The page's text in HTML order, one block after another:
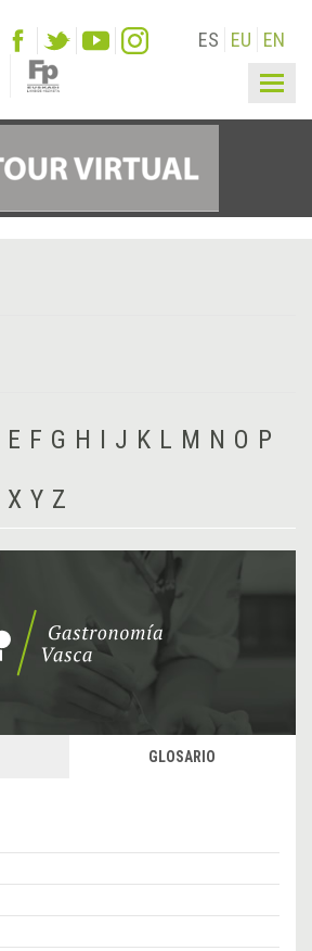
ES EU EN
E F G H I J K L M N O P
X Y Z
GLOSARIO